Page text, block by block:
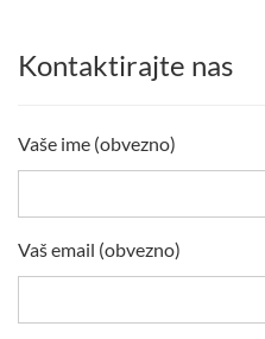
Kontaktirajte nas
Vaše ime (obvezno)
Vaš email (obvezno)